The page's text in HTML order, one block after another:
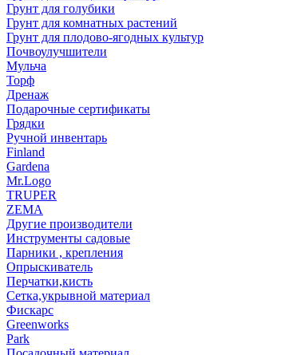
Грунт для голубики
Грунт для комнатных растений
Грунт для плодово-ягодных культур
Почвоулучшители
Мульча
Торф
Дренаж
Подарочные сертификаты
Грядки
Ручной инвентарь
Finland
Gardena
Mr.Logo
TRUPER
ZEMA
Другие производители
Инструменты садовые
Парники , крепления
Опрыскиватель
Перчатки,кисть
Сетка,укрывной материал
Фискарс
Greenworks
Park